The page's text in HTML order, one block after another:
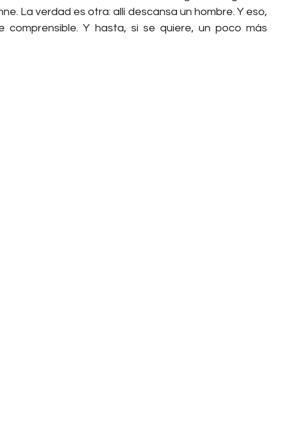
La verdad es otra: allí descansa un hombre. Y eso,
comprensible. Y hasta, si se quiere, un poco más